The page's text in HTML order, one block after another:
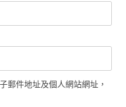
郵件地址及個人網站網址，